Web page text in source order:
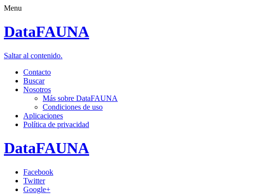
Menu
DataFAUNA
Saltar al contenido.
Contacto
Buscar
Nosotros
Más sobre DataFAUNA
Condiciones de uso
Aplicaciones
Política de privacidad
DataFAUNA
Facebook
Twitter
Google+